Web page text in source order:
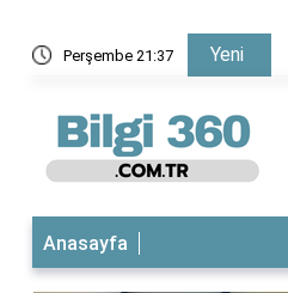
Perşembe 21:37 Yeni
Anasayfa